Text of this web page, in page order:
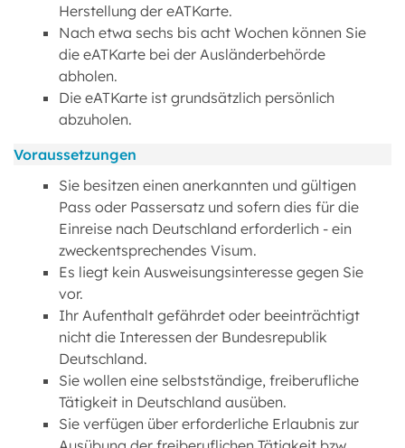
Herstellung der eATKarte.
Nach etwa sechs bis acht Wochen können Sie
die eATKarte bei der Ausländerbehörde
abholen.
Die eATKarte ist grundsätzlich persönlich
abzuholen.
Voraussetzungen
Sie besitzen einen anerkannten und gültigen
Pass oder Passersatz und sofern dies für die
Einreise nach Deutschland erforderlich - ein
zweckentsprechendes Visum.
Es liegt kein Ausweisungsinteresse gegen Sie
vor.
Ihr Aufenthalt gefährdet oder beeinträchtigt
nicht die Interessen der Bundesrepublik
Deutschland.
Sie wollen eine selbstständige, freiberufliche
Tätigkeit in Deutschland ausüben.
Sie verfügen über erforderliche Erlaubnis zur